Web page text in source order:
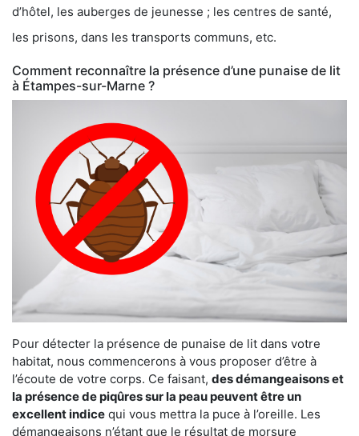
d’hôtel, les auberges de jeunesse ; les centres de santé,
les prisons, dans les transports communs, etc.
Comment reconnaître la présence d’une punaise de lit
à Étampes-sur-Marne ?
Pour détecter la présence de punaise de lit dans votre
habitat, nous commencerons à vous proposer d’être à
l’écoute de votre corps. Ce faisant, des démangeaisons et
la présence de piqûres sur la peau peuvent être un
excellent indice qui vous mettra la puce à l’oreille. Les
démangeaisons n’étant que le résultat de morsure